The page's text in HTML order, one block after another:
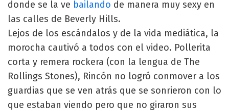
donde se la ve bailando de manera muy sexy en
las calles de Beverly Hills.
Lejos de los escándalos y de la vida mediática, la
morocha cautivó a todos con el video. Pollerita
corta y remera rockera (con la lengua de The
Rollings Stones), Rincón no logró conmover a los
guardias que se ven atrás que se sonrieron con lo
que estaban viendo pero que no giraron sus